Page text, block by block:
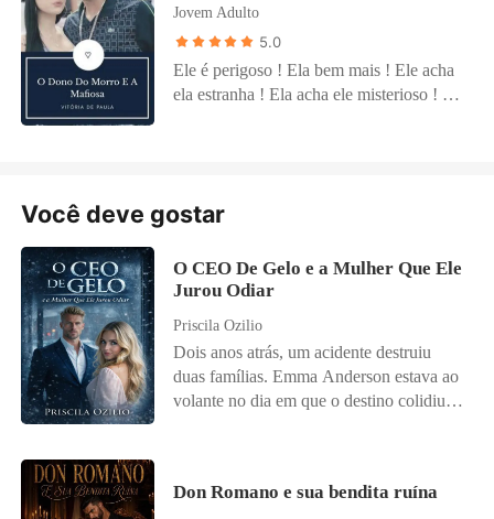
Jovem Adulto
5.0
Ele é perigoso ! Ela bem mais ! Ele acha
ela estranha ! Ela acha ele misterioso ! Ele
Você deve gostar
O CEO De Gelo e a Mulher Que Ele
Jurou Odiar
Priscila Ozilio
Dois anos atrás, um acidente destruiu
duas famílias. Emma Anderson estava ao
volante no dia em que o destino colidiu
algo precioso: sua voz. Desde a tragédia,
Don Romano e sua bendita ruína